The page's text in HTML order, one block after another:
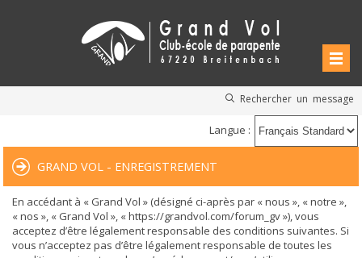
Rechercher un message
Langue :
GRAND VOL - ENREGISTREMENT
En accédant à « Grand Vol » (désigné ci-après par « nous », « notre »,
« nos », « Grand Vol », « https://grandvol.com/forum_gv »), vous
acceptez d’être légalement responsable des conditions suivantes. Si
vous n’acceptez pas d’être légalement responsable de toutes les